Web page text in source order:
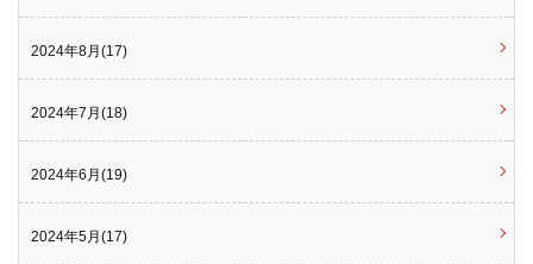
2024年8月(17)
2024年7月(18)
2024年6月(19)
2024年5月(17)